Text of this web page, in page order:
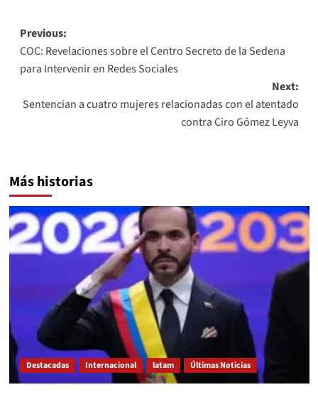
Post
navigation
Previous:
COC: Revelaciones sobre el Centro Secreto de la Sedena
para Intervenir en Redes Sociales
Next:
Sentencian a cuatro mujeres relacionadas con el atentado
contra Ciro Gómez Leyva
Más historias
Destacadas Internacional latam Últimas Noticias